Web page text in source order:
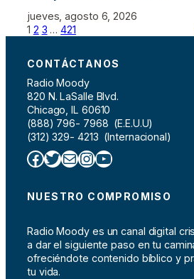
jueves, agosto 6, 2026
1 2 3 … 421
CONTÁCTANOS
Radio Moody
820 N. LaSalle Blvd.
Chicago, IL 60610
(888) 796- 7968 (E.E.U.U)
(312) 329- 4213 (Internacional)
Facebook Twitter Correo electrónico InstagramYouTube
NUESTRO COMPROMISO
Radio Moody es un canal digital
a dar el siguiente paso en tu
ofreciéndote contenido bíblico y
tu vida.